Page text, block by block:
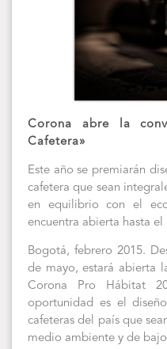
Corona abre la
Cafetera»
Este año se premiarán
cafetera que sean
en equilibrio con el
encuentra abierta hasta
Bogotá, febrero 2015.
de mayo, estará abierta
Corona Pro Hábitat
oportunidad es el
cafeteras del país que
medio ambiente y de